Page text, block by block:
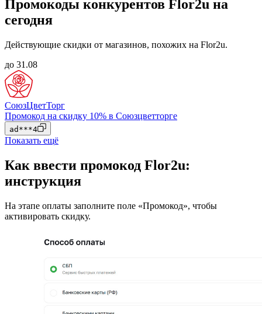
Промокоды конкурентов Flor2u на
сегодня
Действующие скидки от магазинов, похожих на Flor2u.
до 31.08
СоюзЦветТорг
Промокод на скидку 10% в Союзцветторге
ad***4
Показать ещё
Как ввести промокод Flor2u:
инструкция
На этапе оплаты заполните поле «Промокод», чтобы
активировать скидку.